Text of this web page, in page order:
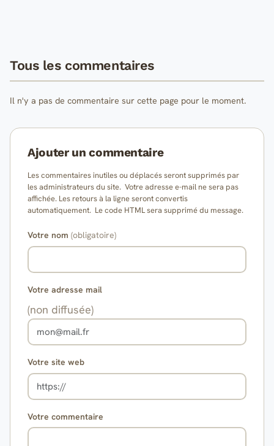
Tous les commentaires
Il n'y a pas de commentaire sur cette page pour le moment.
Ajouter un commentaire
Les commentaires inutiles ou déplacés seront supprimés par
les administrateurs du site. Votre adresse e-mail ne sera pas
affichée. Les retours à la ligne seront convertis
automatiquement. Le code HTML sera supprimé du message.
Votre nom (obligatoire)
Votre adresse mail
(non diffusée)
Votre site web
Votre commentaire